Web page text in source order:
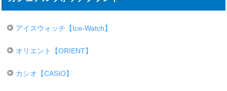
アイスウォッチ【Ice-Watch】
オリエント【ORIENT】
カシオ【CASIO】